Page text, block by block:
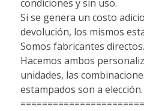
condiciones y sin uso.
Si se genera un costo
devolución, los mismos
Somos fabricantes directos.
Hacemos ambos
unidades, las
estampados son a elección.